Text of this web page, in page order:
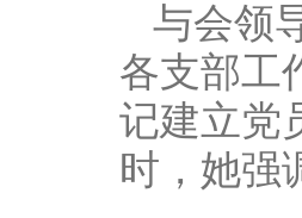
与会领
各支部工
记建立党
时，她强